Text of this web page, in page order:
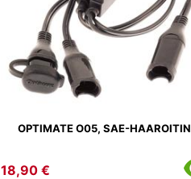
OPTIMATE O05, SAE-HAAROITIN
18,90 €